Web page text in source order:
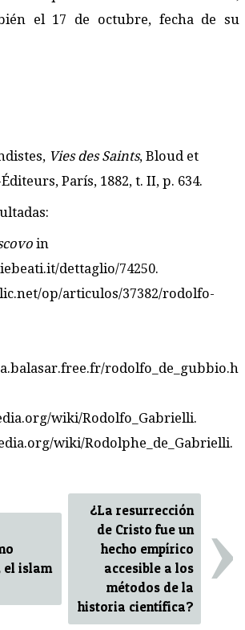
el 17 de octubre, fecha de su
, Vies des Saints, Bloud et
París, 1882, t. II, p. 634.
in
dettaglio/74250.
op/articulos/37382/rodolfo-
rodolfo_de_gubbio.h
wiki/Rodolfo_Gabrielli.
wiki/Rodolphe_de_Gabrielli.
el islam
¿La resurrección
de Cristo fue un
hecho empírico
accesible a los
métodos de la
historia científica?
›